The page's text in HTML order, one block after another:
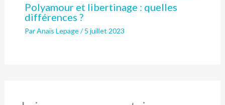
Polyamour et libertinage : quelles
différences ?
ParAnaïs Lepage/5 juillet 2023